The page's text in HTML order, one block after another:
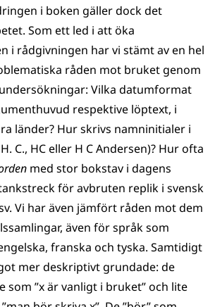
i boken gäller dock det
Som ett led i att öka
i rådgivningen har vi stämt av en hel
råden mot bruket genom
Vilka datumformat
respektive löptext, i
länder? Hur skrivs namninitialer i
C., HC eller H C Andersen)? Hur ofta
med stor bokstav i dagens
för avbruten replik i svensk
Vi har även jämfört råden mot dem
även för språk som
franska och tyska. Samtidigt
mer deskriptivt grundade: de
”x är vanligt i bruket” och lite